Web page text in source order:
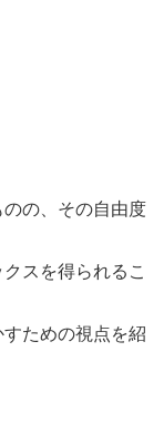
の、その自由度
スを得られるこ
ための視点を紹